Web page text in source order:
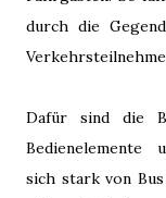
durch die
Dafür sind die
Bedienelemente
sich stark von